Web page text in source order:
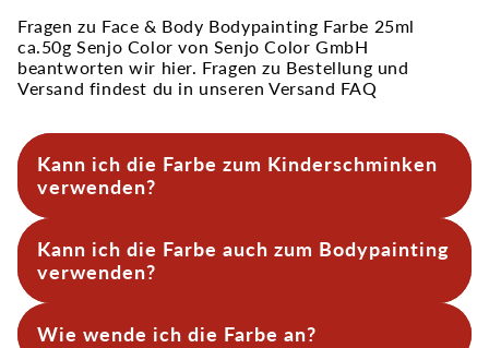
Fragen zu Face & Body Bodypainting Farbe 25ml
ca.50g Senjo Color von Senjo Color GmbH
beantworten wir hier. Fragen zu Bestellung und
Versand findest du in unseren Versand FAQ
Kann ich die Farbe zum Kinderschminken
verwenden?
Ja, es ist eine kosmetische Face- und Body-Farbe,
die viel fürs Kinderschminken verwendet wird,
weil sie leicht mit Wasser, Pinsel oder Schwamm
Farben bietet und leicht mit Wasser und Seife
wieder abgeht.
Kann ich die Farbe auch zum Bodypainting
verwenden?
Face- und Bodypainting entwickelt. Mit etwas
Wie wende ich die Farbe an?